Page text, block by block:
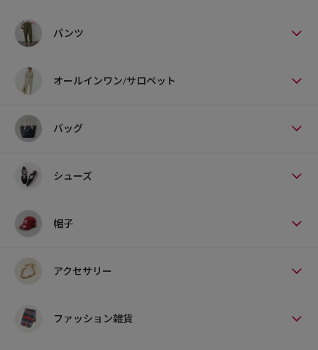
パンツ
オールインワン/サロペット
バッグ
シューズ
帽子
アクセサリー
ファッション雑貨